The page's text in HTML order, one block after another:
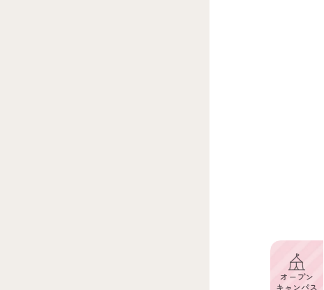
オープン
キャンパス